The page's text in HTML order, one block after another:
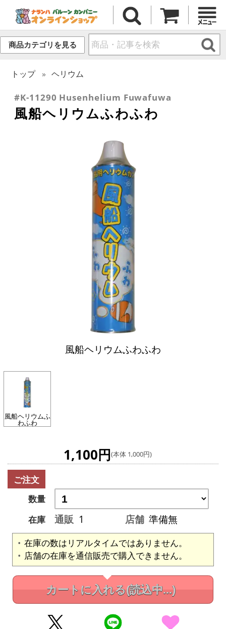
商品カテゴリを見る
トップ ヘリウム
#K-11290 Husenhelium Fuwafuwa
風船ヘリウムふわふわ
風船ヘリウムふわふわ
風船ヘリウムふ
わふわ
1,100円(本体 1,000円)
ご注文
数量
在庫
通販 1 店舗 準備無
在庫の数はリアルタイムではありません。
店舗の在庫を通信販売で購入できません。
カートに入れる(読込中...)